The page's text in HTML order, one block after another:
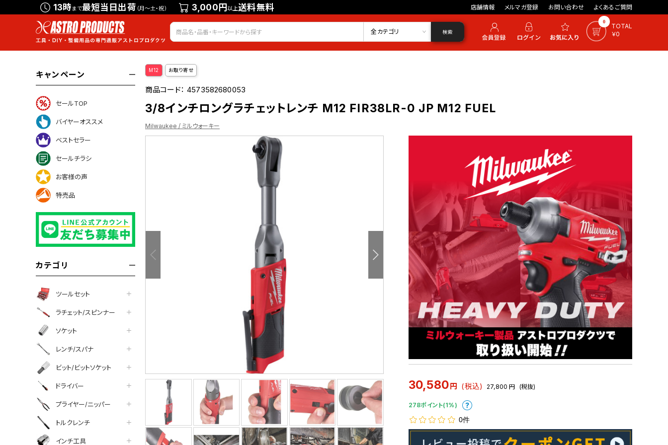
13時まで最短当日出荷 （月～土・祝） 3,000円以上送料無料 店舗情報 メルマガ登録 お問い合わせ よくあるご質問
会員登録 ログイン お気に入り 0
TOTAL
￥0
全カテゴリ 検索
キャンペーン
セールTOP
バイヤーオススメ
ベストセラー
セールチラシ
お客様の声
特売品
カテゴリ
ツールセット
ラチェット/スピンナー
ソケット
レンチ/スパナ
ビット/ビットソケット
ドライバー
プライヤー/ニッパー
トルクレンチ
インチ工具
M12 お取り寄せ
商品コード：4573582680053
3/8インチロングラチェットレンチ M12 FIR38LR-0 JP M12 FUEL
Milwaukee / ミルウォーキー
30,580円 (税込) 27,800 円 (税抜)
278ポイント(1%)
0件